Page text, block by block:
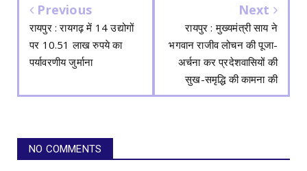
Previous
रायपुर : रायगढ़ में 14 उद्योगों
पर 10.51 लाख रुपये का
पर्यावरणीय जुर्माना
Next
रायपुर : मुख्यमंत्री साय ने
भगवान राजीव लोचन की पूजा-
अर्चना कर प्रदेशवासियों की
सुख-समृद्धि की कामना की
NO COMMENTS